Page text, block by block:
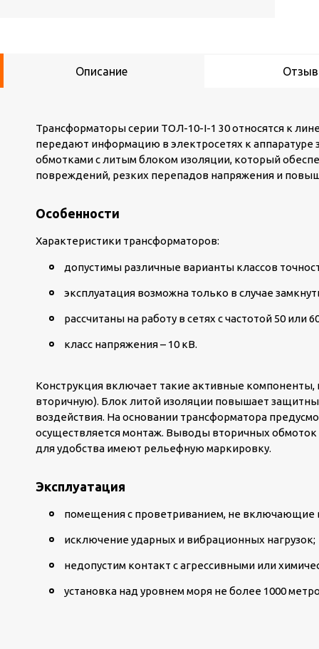
Описание
Трансформаторы серии ТОЛ-10-I-1 30 относятся к
передают информацию в электросетях к
обмотками с литым блоком изоляции, который
повреждений, резких перепадов напряжения и
Особенности
Характеристики трансформаторов:
допустимы различные варианты классов
эксплуатация возможна только в случае
рассчитаны на работу в сетях с частотой 50 или
класс напряжения – 10 кВ.
Конструкция включает такие активные
вторичную). Блок литой изоляции повышает
воздействия. На основании трансформатора
осуществляется монтаж. Выводы вторичных
для удобства имеют рельефную маркировку.
Эксплуатация
помещения с проветриванием, не включающие
исключение ударных и вибрационных нагрузок;
недопустим контакт с агрессивными или
установка над уровнем моря не более 1000